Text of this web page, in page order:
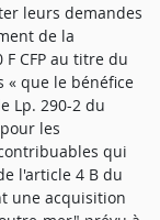
leurs demandes
de la
CFP au titre du
« que le bénéfice
Lp. 290-2 du
les
qui
l'article 4 B du
une acquisition